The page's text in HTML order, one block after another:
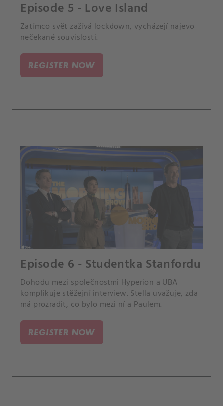
Episode 5 - Love Island
Zatímco svět zažívá lockdown, vycházejí najevo
nečekané souvislosti.
REGISTER NOW
Episode 6 - Studentka Stanfordu
Dohodu mezi společnostmi Hyperion a UBA
komplikuje stěžejní interview. Stella uvažuje, zda
má prozradit, co bylo mezi ní a Paulem.
REGISTER NOW